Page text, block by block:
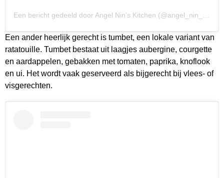
Een ander heerlijk gerecht is tumbet, een lokale variant van
ratatouille. Tumbet bestaat uit laagjes aubergine, courgette
en aardappelen, gebakken met tomaten, paprika, knoflook
en ui. Het wordt vaak geserveerd als bijgerecht bij vlees- of
visgerechten.